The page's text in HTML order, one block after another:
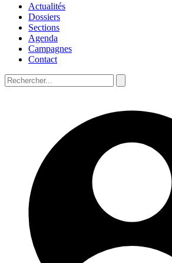
Actualités
Dossiers
Sections
Agenda
Campagnes
Contact